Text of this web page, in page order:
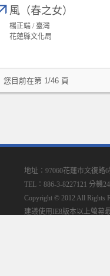
風（春之女）
楊正端 / 臺灣
花蓮縣文化局
您目前在第 1/46 頁
地址：97060花蓮市文復路
TEL：886-3-8227121 分機
Copyright © 2012 All Rights
建議使用IE8版本以上螢幕